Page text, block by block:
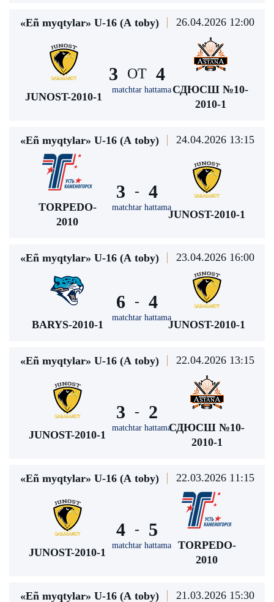
«Eñ myqtylar» U-16 (А toby) 26.04.2026 12:00
JUNOST-2010-1
3 ОТ
matchtar hattama
4
СДЮСШ №10-
2010-1
«Eñ myqtylar» U-16 (А toby) 24.04.2026 13:15
TORPEDO-
2010
3 -
matchtar hattama
4
JUNOST-2010-1
«Eñ myqtylar» U-16 (А toby) 23.04.2026 16:00
BARYS-2010-1
6 -
matchtar hattama
4
JUNOST-2010-1
«Eñ myqtylar» U-16 (А toby) 22.04.2026 13:15
JUNOST-2010-1
3 -
matchtar hattama
2
СДЮСШ №10-
2010-1
«Eñ myqtylar» U-16 (А toby) 22.03.2026 11:15
JUNOST-2010-1
4 -
matchtar hattama
5
TORPEDO-
2010
«Eñ myqtylar» U-16 (А toby) 21.03.2026 15:30